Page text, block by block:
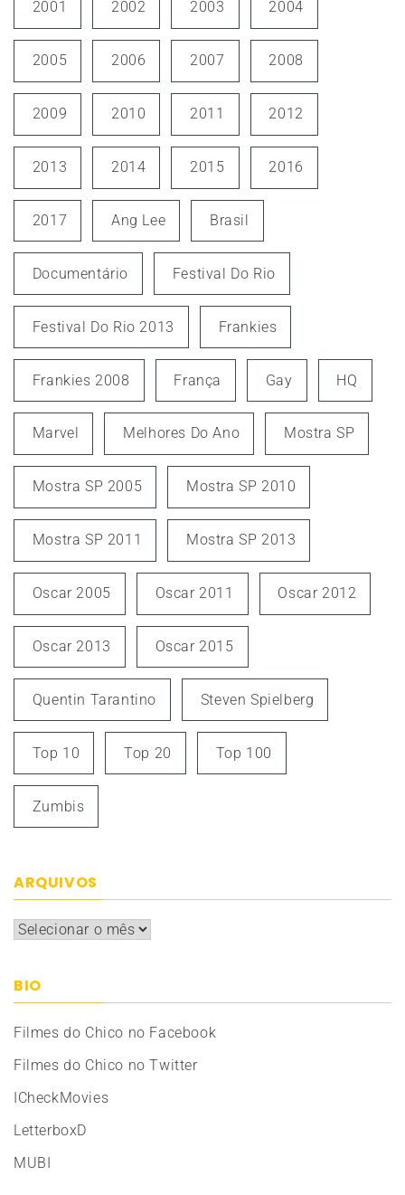
2001 2002 2003 2004
2005 2006 2007 2008
2009 2010 2011 2012
2013 2014 2015 2016
2017 Ang Lee Brasil
Documentário Festival Do Rio
Festival Do Rio 2013 Frankies
Frankies 2008 França Gay HQ
Marvel Melhores Do Ano Mostra SP
Mostra SP 2005 Mostra SP 2010
Mostra SP 2011 Mostra SP 2013
Oscar 2005 Oscar 2011 Oscar 2012
Oscar 2013 Oscar 2015
Quentin Tarantino Steven Spielberg
Top 10 Top 20 Top 100
Zumbis
ARQUIVOS
Arquivos
BIO
Filmes do Chico no Facebook
Filmes do Chico no Twitter
ICheckMovies
LetterboxD
MUBI